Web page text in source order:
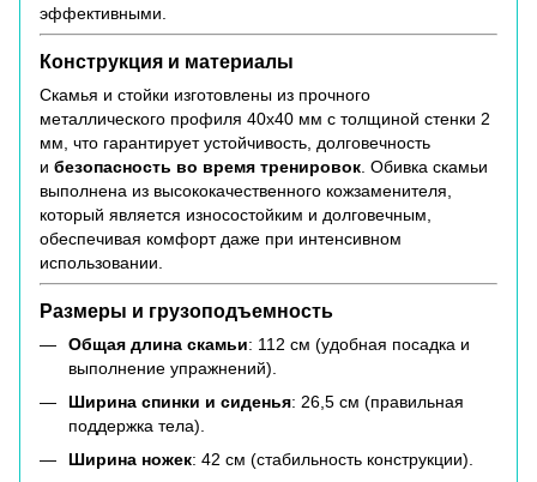
эффективными.
Конструкция и материалы
Скамья и стойки изготовлены из прочного
металлического профиля 40х40 мм с толщиной стенки 2
мм, что гарантирует устойчивость, долговечность
и безопасность во время тренировок . Обивка скамьи
выполнена из высококачественного кожзаменителя,
который является износостойким и долговечным,
обеспечивая комфорт даже при интенсивном
использовании.
Размеры и грузоподъемность
Общая длина скамьи: 112 см (удобная посадка и
выполнение упражнений).
Ширина спинки и сиденья: 26,5 см (правильная
поддержка тела).
Ширина ножек: 42 см (стабильность конструкции).